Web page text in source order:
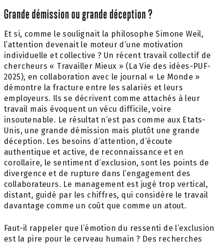
Grande démission ou grande déception ?
Et si, comme le soulignait la philosophe Simone Weil,
l’attention devenait le moteur d’une motivation
individuelle et collective ? Un récent travail collectif de
chercheurs « Travailler Mieux » (La Vie des idées-PUF-
2025), en collaboration avec le journal « Le Monde »
démontre la fracture entre les salariés et leurs
employeurs. Ils se décrivent comme attachés à leur
travail mais évoquent un vécu difficile, voire
insoutenable. Le résultat n’est pas comme aux Etats-
Unis, une grande démission mais plutôt une grande
déception. Les besoins d’attention, d’écoute
authentique et active, de reconnaissance et en
corollaire, le sentiment d’exclusion, sont les points de
divergence et de rupture dans l’engagement des
collaborateurs. Le management est jugé trop vertical,
distant, guidé par les chiffres, qui considère le travail
davantage comme un coût que comme un atout.
Faut-il rappeler que l’émotion du ressenti de l’exclusion
est la pire pour le cerveau humain ? Des recherches